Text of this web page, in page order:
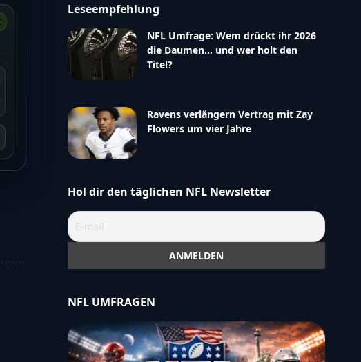
Leseempfehlung
NFL Umfrage: Wem drückt ihr 2026
die Daumen… und wer holt den
Titel?
Ravens verlängern Vertrag mit Zay
Flowers um vier Jahre
Hol dir den täglichen NFL Newsletter
NFL UMFRAGEN